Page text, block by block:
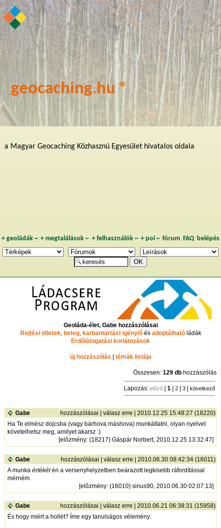
geocaching.hu ®
a Magyar Geocaching Közhasznú Egyesület hivatalos oldala
+ geoládák~ +megtalálások ~ + felhasználók~ + poi~ fórum FAQ belépés
Geoláda-élet, Gabe hozzászólásai
Rejtési ötletek, beteg, karbantartást igénylőés adoptálhatóládák
Erdőlátogatási korlátozások
új hozzászólás | témák listája
Összesen:129 db hozzászólás
Lapozás:előző |1 | 2 | 3 |következő
Gabe hozzászólásai |válasz erre | 2010.12.25 15:48:27 (18220)
Ha Te elmész dojcsba (vagy bárhova máshova) munkáltatni, olyan nyelvet
követelhetsz meg, amilyet akarsz :)
[előzmény: (18217) Gáspár Norbert, 2010.12.25 13:32:47]
Gabe hozzászólásai |válasz erre | 2010.06.30 08:42:34 (16011)
A munkaértékétén a versenyhelyzetben beárazott legkisebb ráfordítással
mérném.
[előzmény: (16010) sinus90, 2010.06.30 02:07:13]
Gabe hozzászólásai |válasz erre | 2010.06.21 06:38:31 (15958)
És hogy miért a hollét? Íme egy tanulságos vélemény: